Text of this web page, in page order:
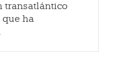
transatlántico
que ha